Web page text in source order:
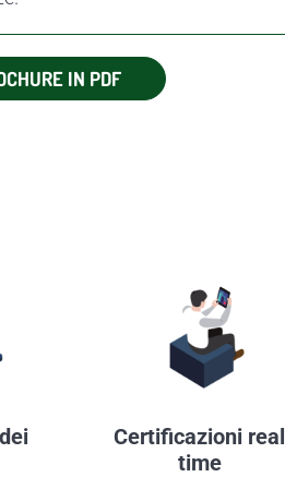
IN PDF
Certificazioni real
time